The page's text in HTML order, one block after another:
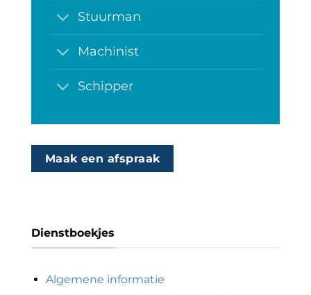
Stuurman
Machinist
Schipper
Maak een afspraak
Dienstboekjes
Algemene informatie